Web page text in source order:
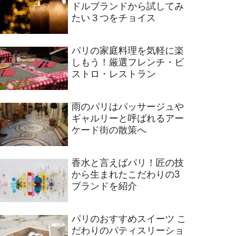
ドルブランドから試してみ
たい３つをチョイス
パリの家庭料理を気軽に楽
しもう！厳選フレンチ・ビ
ストロ・レストラン
雨のパリはパッサージュや
ギャルリーと呼ばれるアー
ケード街の散策へ
香水と言えばパリ！匠の技
から生まれたこだわりの3
ブランドを紹介
パリのおすすめスイーツ こ
だわりのパティスリーショ